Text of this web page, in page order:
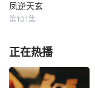
凤逆天玄
凤逆天玄
第101集
正在热播